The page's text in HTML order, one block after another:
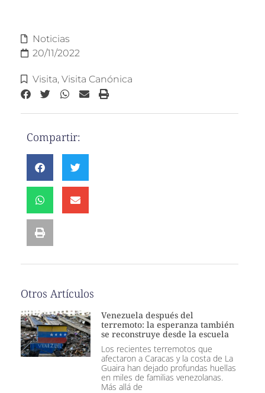
Noticias
20/11/2022
Visita, Visita Canónica
Compartir:
Otros Artículos
Venezuela después del
terremoto: la esperanza también
se reconstruye desde la escuela
Los recientes terremotos que
afectaron a Caracas y la costa de La
Guaira han dejado profundas huellas
en miles de familias venezolanas.
Más allá de